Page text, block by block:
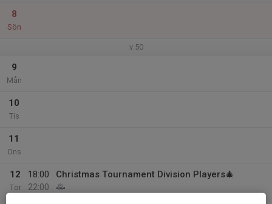
8
Sön
v.50
9
Mån
10
Tis
11
Ons
12
Tor
18:00
22:00
Christmas Tournament Division Players🎄